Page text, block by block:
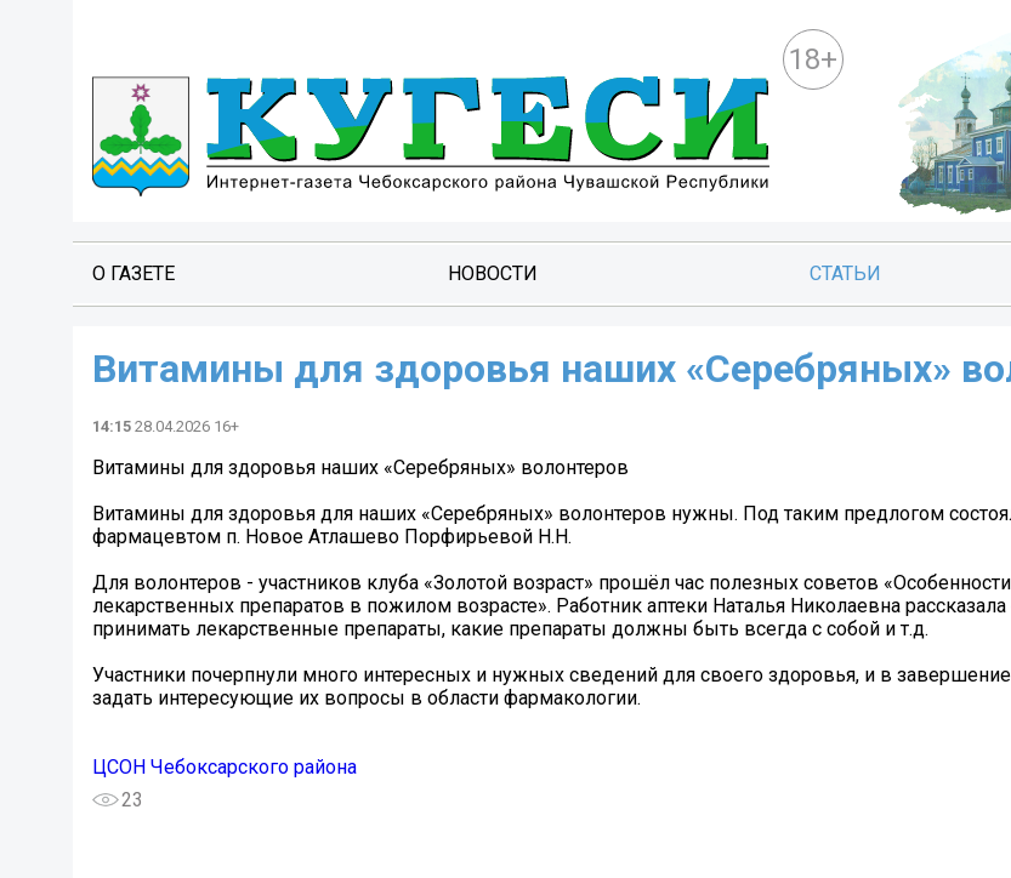
18+
О ГАЗЕТЕ НОВОСТИ СТАТЬИ
Витамины для здоровья наших «Серебряных»
14:15 28.04.2026 16+
Витамины для здоровья наших «Серебряных» волонтеров
Витамины для здоровья для наших «Серебряных» волонтеров нужны. Под таким предлогом
фармацевтом п. Новое Атлашево Порфирьевой Н.Н.
Для волонтеров - участников клуба «Золотой возраст» прошёл час полезных советов
лекарственных препаратов в пожилом возрасте». Работник аптеки Наталья Николаевна
принимать лекарственные препараты, какие препараты должны быть всегда с собой и т.д.
Участники почерпнули много интересных и нужных сведений для своего здоровья, и в
задать интересующие их вопросы в области фармакологии.
ЦСОН Чебоксарского района
23